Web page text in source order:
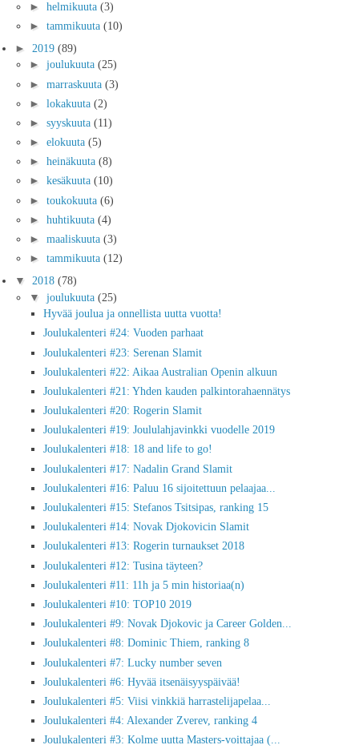
► helmikuuta (3)
► tammikuuta (10)
► 2019 (89)
► joulukuuta (25)
► marraskuuta (3)
► lokakuuta (2)
► syyskuuta (11)
► elokuuta (5)
► heinäkuuta (8)
► kesäkuuta (10)
► toukokuuta (6)
► huhtikuuta (4)
► maaliskuuta (3)
► tammikuuta (12)
▼ 2018 (78)
▼ joulukuuta (25)
Hyvää joulua ja onnellista uutta vuotta!
Joulukalenteri #24: Vuoden parhaat
Joulukalenteri #23: Serenan Slamit
Joulukalenteri #22: Aikaa Australian Openin alkuun
Joulukalenteri #21: Yhden kauden palkintorahaennätys
Joulukalenteri #20: Rogerin Slamit
Joulukalenteri #19: Joululahjavinkki vuodelle 2019
Joulukalenteri #18: 18 and life to go!
Joulukalenteri #17: Nadalin Grand Slamit
Joulukalenteri #16: Paluu 16 sijoitettuun pelaajaa...
Joulukalenteri #15: Stefanos Tsitsipas, ranking 15
Joulukalenteri #14: Novak Djokovicin Slamit
Joulukalenteri #13: Rogerin turnaukset 2018
Joulukalenteri #12: Tusina täyteen?
Joulukalenteri #11: 11h ja 5 min historiaa(n)
Joulukalenteri #10: TOP10 2019
Joulukalenteri #9: Novak Djokovic ja Career Golden...
Joulukalenteri #8: Dominic Thiem, ranking 8
Joulukalenteri #7: Lucky number seven
Joulukalenteri #6: Hyvää itsenäisyyspäivää!
Joulukalenteri #5: Viisi vinkkiä harrastelijapelaa...
Joulukalenteri #4: Alexander Zverev, ranking 4
Joulukalenteri #3: Kolme uutta Masters-voittajaa (...